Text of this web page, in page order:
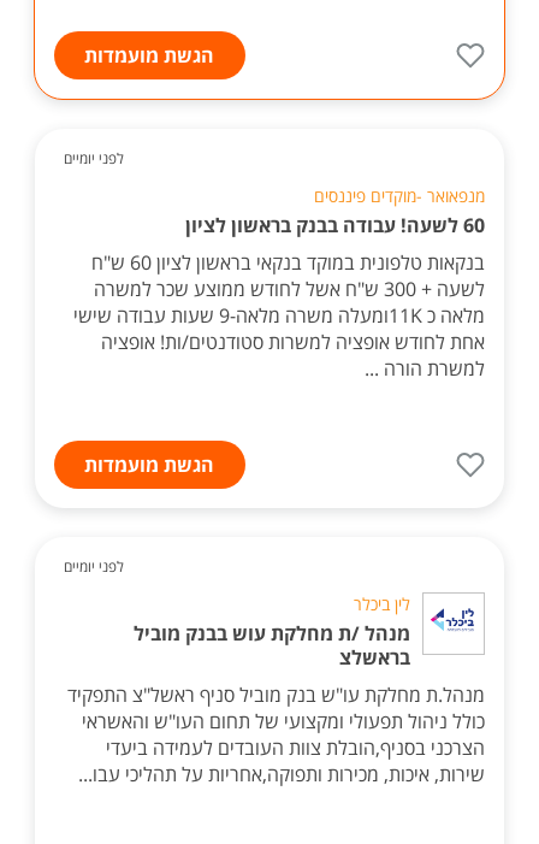
הגשת מועמדות
לפני יומיים
מנפאואר -מוקדים פיננסים
60 לשעה! עבודה בבנק בראשון לציון
בנקאות טלפונית במוקד בנקאי בראשון לציון 60 ש"ח
לשעה + 300 ש"ח אשל לחודש ממוצע שכר למשרה
מלאה כ 11Kומעלה משרה מלאה-9 שעות עבודה שישי
אחת לחודש אופציה למשרות סטודנטים/ות! אופציה
למשרת הורה ...
הגשת מועמדות
לפני יומיים
לין ביכלר
מנהל /ת מחלקת עוש בבנק מוביל
בראשלצ
מנהל.ת מחלקת עו"ש בנק מוביל סניף ראשל"צ התפקיד
כולל ניהול תפעולי ומקצועי של תחום העו"ש והאשראי
הצרכני בסניף,הובלת צוות העובדים לעמידה ביעדי
שירות, איכות, מכירות ותפוקה,אחריות על תהליכי עבו...